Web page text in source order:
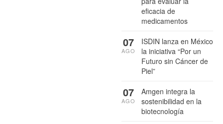
eficacia de
medicamentos
ISDIN lanza en México
la iniciativa “Por un
Futuro sin Cáncer de
Piel”
07
AGO
Amgen integra la
sostenibilidad en la
biotecnología
07
AGO